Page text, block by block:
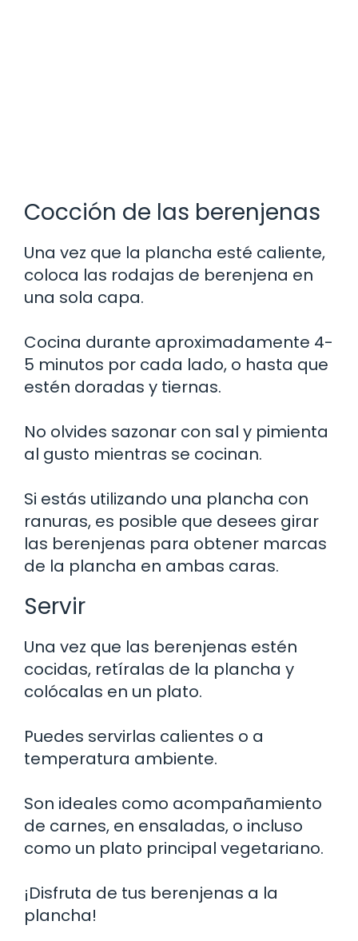
Cocción de las berenjenas
Una vez que la plancha esté caliente,
coloca las rodajas de berenjena en
una sola capa.
Cocina durante aproximadamente 4-
5 minutos por cada lado, o hasta que
estén doradas y tiernas.
No olvides sazonar con sal y pimienta
al gusto mientras se cocinan.
Si estás utilizando una plancha con
ranuras, es posible que desees girar
las berenjenas para obtener marcas
de la plancha en ambas caras.
Servir
Una vez que las berenjenas estén
cocidas, retíralas de la plancha y
colócalas en un plato.
Puedes servirlas calientes o a
temperatura ambiente.
Son ideales como acompañamiento
de carnes, en ensaladas, o incluso
como un plato principal vegetariano.
¡Disfruta de tus berenjenas a la
plancha!